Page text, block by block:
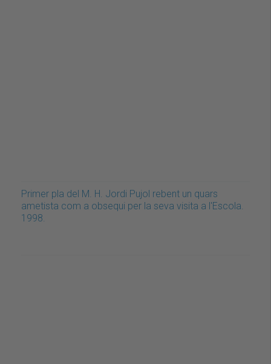
Primer pla del M. H. Jordi Pujol rebent un quars
ametista com a obsequi per la seva visita a l'Escola.
1998.